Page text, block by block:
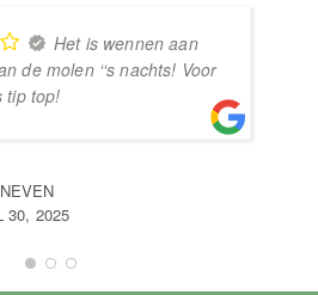
Het is wennen aan
de molen ‘‘s nachts! Voor
tip top!
30, 2025